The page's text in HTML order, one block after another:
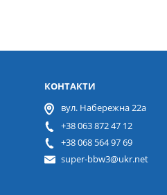
КОНТАКТИ
вул. Набережна 22а
+38 063 872 47 12
+38 068 564 97 69
super-bbw3@ukr.net